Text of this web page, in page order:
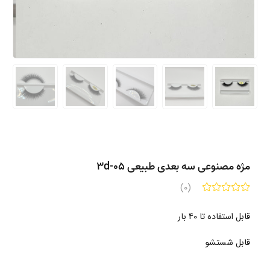
مژه مصنوعی سه بعدی طبیعی 3d-05
(0)
قابل استفاده تا 40 بار
قابل شستشو